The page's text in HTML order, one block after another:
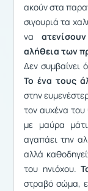
ακούν στα
σιγουριά τα
να
αλήθεια των
Δεν συμβαίνει
Το ένα τους
στην
τον αυχένα του
με μαύρα
αγαπάει την
αλλά
του ηνιόχου.
στραβό σώμα,